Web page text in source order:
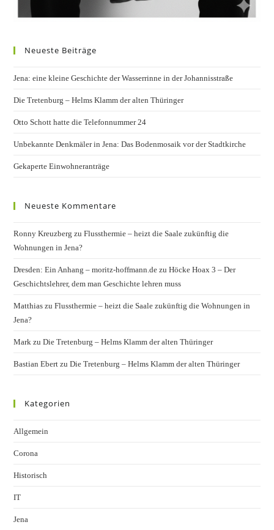
Neueste Beiträge
Jena: eine kleine Geschichte der Wasserrinne in der Johannisstraße
Die Tretenburg – Helms Klamm der alten Thüringer
Otto Schott hatte die Telefonnummer 24
Unbekannte Denkmäler in Jena: Das Bodenmosaik vor der Stadtkirche
Gekaperte Einwohneranträge
Neueste Kommentare
Ronny Kreuzberg zuFlussthermie – heizt die Saale zukünftig die
Wohnungen in Jena?
Dresden: Ein Anhang – moritz-hoffmann.de zuHöcke Hoax 3 – Der
Geschichtslehrer, dem man Geschichte lehren muss
Matthias zuFlussthermie – heizt die Saale zukünftig die Wohnungen in
Jena?
Mark zuDie Tretenburg – Helms Klamm der alten Thüringer
Bastian Ebert zuDie Tretenburg – Helms Klamm der alten Thüringer
Kategorien
Allgemein
Corona
Historisch
IT
Jena